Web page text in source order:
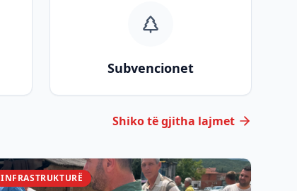
Subvencionet
Shiko të gjitha lajmet
INFRASTRUKTURË